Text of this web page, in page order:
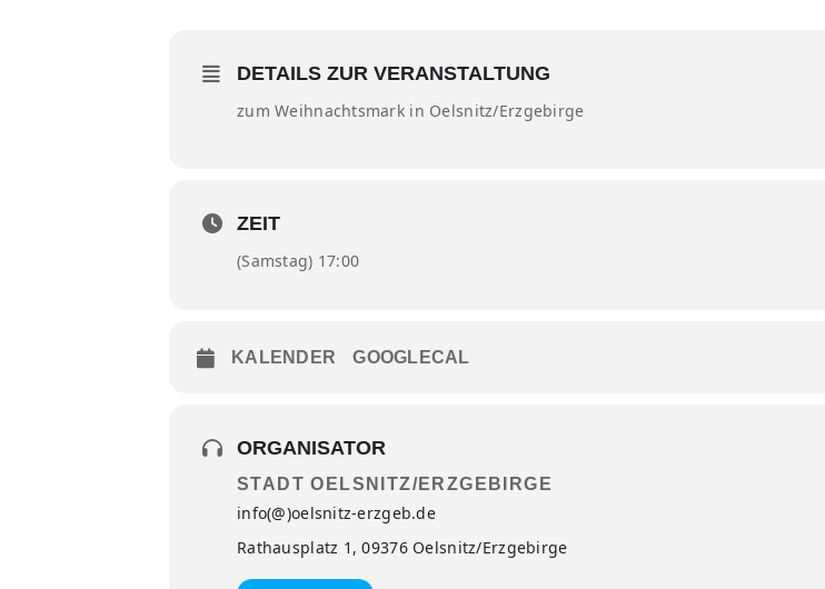
DETAILS ZUR VERANSTALTUNG
zum Weihnachtsmark in Oelsnitz/Erzgebirge
ZEIT
(Samstag) 17:00
KALENDER GOOGLECAL
ORGANISATOR
STADT OELSNITZ/ERZGEBIRGE
info(@)oelsnitz-erzgeb.de
Rathausplatz 1, 09376 Oelsnitz/Erzgebirge